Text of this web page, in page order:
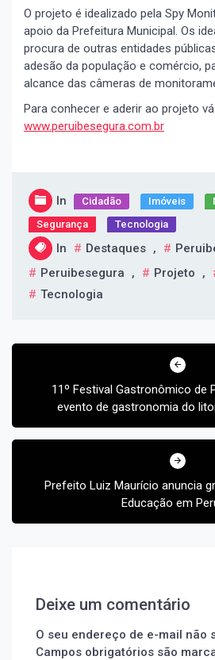
O projeto é idealizado pela Spy
apoio da Prefeitura Municipal. Os
procura de outras entidades
adesão da população e comércio,
alcance das câmeras de
Para conhecer e aderir ao projeto
www.peruibesegura.com.br
In Cidadão Imóveis
Segurança
Tecnologia
In Destaques ,
Peruibesegura
, Projeto ,
Tecnologia
Navegação
11º Festival Gastronômico de
evento de gastronomia do
Prefeito Luiz Maurício anuncia
Educação em
Deixe um comentário
O seu endereço de e-mail não
Campos obrigatórios são